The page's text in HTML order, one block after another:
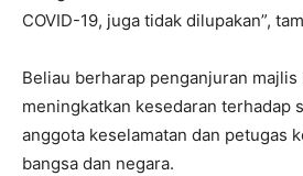
COVID-19, juga tidak dilupakan”,
Beliau berharap penganjuran majlis
meningkatkan kesedaran terhadap
anggota keselamatan dan petugas
bangsa dan negara.